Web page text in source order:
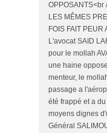
OPPOSANTS<br
LES MÊMES
FOIS FAIT
L'avocat SAID
pour le mollah
une haine
menteur, le
passage a
été frappé et a
moyens dignes
Général